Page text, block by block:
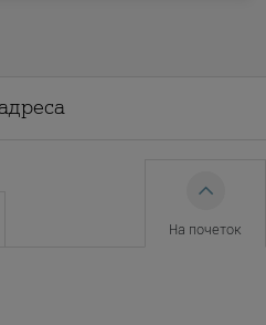
На почеток